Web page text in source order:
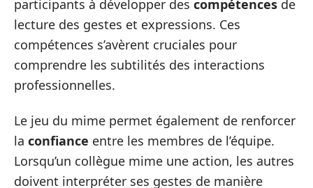
participants à développer des compétences de
lecture des gestes et expressions. Ces
compétences s’avèrent cruciales pour
comprendre les subtilités des interactions
professionnelles.
Le jeu du mime permet également de renforcer
la confiance entre les membres de l’équipe.
Lorsqu’un collègue mime une action, les autres
doivent interpréter ses gestes de manière